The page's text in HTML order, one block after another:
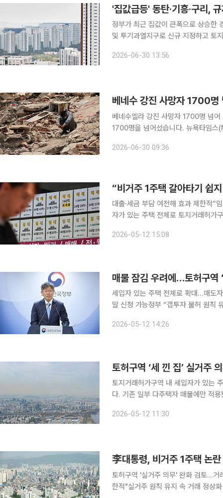
'집값급등' 동탄·기흥·구리,
정부가 최근 집값이 큰폭으로 상승한
및 투기과열지구로 신규 지정하고 토
11.38%로 전국에서 가장 높았다. 구
2026-06-30 13:56
베네수엘라 강진 사망자 1700명 넘어 최근 베네수엘라를 강타한 연쇄 강진으로 인한 사망자가
1700명을 넘어섰습니다. 뉴욕타임스
확인된 사망자가 1719명으로 늘었다
2026-06-30 09:36
대출·세금 부담 여전해 효과 제한적“임대 물량
자가 있는 주택 전체로 토지거래허가
실적으로 시장에 영향을 줄 규모의 매
2026-05-12 15:08
세입자 있는 주택 전체로 확대…매도
말 신청 가능정부 “갭투자 불허 원칙 유지…매물 출회 효
적용됐던 예외를 비거주 1주택자를
2026-05-12 14:26
토허구역 ‘세 낀 집’ 실거주
토지거래허가구역 내 세입자가 있는
다. 기존 일부 다주택자 매물에만 적
에서 임대 중이거나 전세권이 설정된
2026-05-12 11:30
토허구역 '실거주 의무' 완화 검토…
한적"실거주 원칙 유지 속 거래 정상화 시험대 오른 정부 이재명